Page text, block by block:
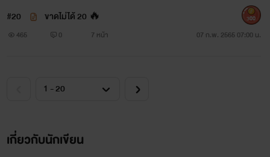
#20 ขาดไม่ได้ 20 🔥
465 0 7 หน้า 07 ก.พ. 2565 07:00 น.
300
เกี่ยวกับนักเขียน